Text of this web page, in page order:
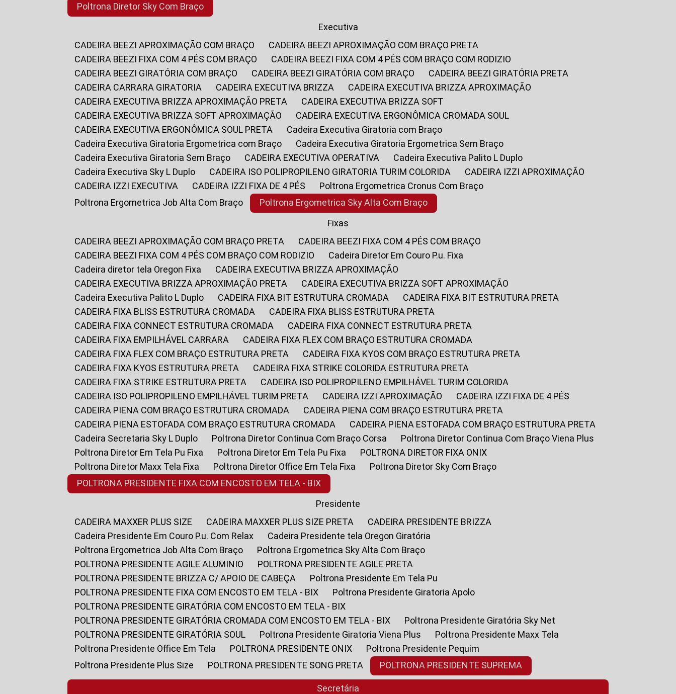
Poltrona Diretor Sky Com Braço
Executiva
CADEIRA BEEZI APROXIMAÇÃO COM BRAÇO
CADEIRA BEEZI APROXIMAÇÃO COM BRAÇO PRETA
CADEIRA BEEZI FIXA COM 4 PÉS COM BRAÇO
CADEIRA BEEZI FIXA COM 4 PÉS COM BRAÇO COM RODIZIO
CADEIRA BEEZI GIRATÓRIA COM BRAÇO
CADEIRA BEEZI GIRATÓRIA COM BRAÇO
CADEIRA BEEZI GIRATÓRIA PRETA
CADEIRA CARRARA GIRATORIA
CADEIRA EXECUTIVA BRIZZA
CADEIRA EXECUTIVA BRIZZA APROXIMAÇÃO
CADEIRA EXECUTIVA BRIZZA APROXIMAÇÃO PRETA
CADEIRA EXECUTIVA BRIZZA SOFT
CADEIRA EXECUTIVA BRIZZA SOFT APROXIMAÇÃO
CADEIRA EXECUTIVA ERGONÔMICA CROMADA SOUL
CADEIRA EXECUTIVA ERGONÔMICA SOUL PRETA
Cadeira Executiva Giratoria com Braço
Cadeira Executiva Giratoria Ergometrica com Braço
Cadeira Executiva Giratoria Ergometrica Sem Braço
Cadeira Executiva Giratoria Sem Braço
CADEIRA EXECUTIVA OPERATIVA
Cadeira Executiva Palito L Duplo
Cadeira Executiva Sky L Duplo
CADEIRA ISO POLIPROPILENO GIRATORIA TURIM COLORIDA
CADEIRA IZZI APROXIMAÇÃO
CADEIRA IZZI EXECUTIVA
CADEIRA IZZI FIXA DE 4 PÉS
Poltrona Ergometrica Cronus Com Braço
Poltrona Ergometrica Job Alta Com Braço
Poltrona Ergometrica Sky Alta Com Braço
Fixas
CADEIRA BEEZI APROXIMAÇÃO COM BRAÇO PRETA
CADEIRA BEEZI FIXA COM 4 PÉS COM BRAÇO
CADEIRA BEEZI FIXA COM 4 PÉS COM BRAÇO COM RODIZIO
Cadeira Diretor Em Couro P.u. Fixa
Cadeira diretor tela Oregon Fixa
CADEIRA EXECUTIVA BRIZZA APROXIMAÇÃO
CADEIRA EXECUTIVA BRIZZA APROXIMAÇÃO PRETA
CADEIRA EXECUTIVA BRIZZA SOFT APROXIMAÇÃO
Cadeira Executiva Palito L Duplo
CADEIRA FIXA BIT ESTRUTURA CROMADA
CADEIRA FIXA BIT ESTRUTURA PRETA
CADEIRA FIXA BLISS ESTRUTURA CROMADA
CADEIRA FIXA BLISS ESTRUTURA PRETA
CADEIRA FIXA CONNECT ESTRUTURA CROMADA
CADEIRA FIXA CONNECT ESTRUTURA PRETA
CADEIRA FIXA EMPILHÁVEL CARRARA
CADEIRA FIXA FLEX COM BRAÇO ESTRUTURA CROMADA
CADEIRA FIXA FLEX COM BRAÇO ESTRUTURA PRETA
CADEIRA FIXA KYOS COM BRAÇO ESTRUTURA PRETA
CADEIRA FIXA KYOS ESTRUTURA PRETA
CADEIRA FIXA STRIKE COLORIDA ESTRUTURA PRETA
CADEIRA FIXA STRIKE ESTRUTURA PRETA
CADEIRA ISO POLIPROPILENO EMPILHÁVEL TURIM COLORIDA
CADEIRA ISO POLIPROPILENO EMPILHÁVEL TURIM PRETA
CADEIRA IZZI APROXIMAÇÃO
CADEIRA IZZI FIXA DE 4 PÉS
CADEIRA PIENA COM BRAÇO ESTRUTURA CROMADA
CADEIRA PIENA COM BRAÇO ESTRUTURA PRETA
CADEIRA PIENA ESTOFADA COM BRAÇO ESTRUTURA CROMADA
CADEIRA PIENA ESTOFADA COM BRAÇO ESTRUTURA PRETA
Cadeira Secretaria Sky L Duplo
Poltrona Diretor Continua Com Braço Corsa
Poltrona Diretor Continua Com Braço Viena Plus
Poltrona Diretor Em Tela Pu Fixa
Poltrona Diretor Em Tela Pu Fixa
POLTRONA DIRETOR FIXA ONIX
Poltrona Diretor Maxx Tela Fixa
Poltrona Diretor Office Em Tela Fixa
Poltrona Diretor Sky Com Braço
POLTRONA PRESIDENTE FIXA COM ENCOSTO EM TELA - BIX
Presidente
CADEIRA MAXXER PLUS SIZE
CADEIRA MAXXER PLUS SIZE PRETA
CADEIRA PRESIDENTE BRIZZA
Cadeira Presidente Em Couro P.u. Com Relax
Cadeira Presidente tela Oregon Giratória
Poltrona Ergometrica Job Alta Com Braço
Poltrona Ergometrica Sky Alta Com Braço
POLTRONA PRESIDENTE AGILE ALUMINIO
POLTRONA PRESIDENTE AGILE PRETA
POLTRONA PRESIDENTE BRIZZA C/ APOIO DE CABEÇA
Poltrona Presidente Em Tela Pu
POLTRONA PRESIDENTE FIXA COM ENCOSTO EM TELA - BIX
Poltrona Presidente Giratoria Apolo
POLTRONA PRESIDENTE GIRATÓRIA COM ENCOSTO EM TELA - BIX
POLTRONA PRESIDENTE GIRATÓRIA CROMADA COM ENCOSTO EM TELA - BIX
Poltrona Presidente Giratória Sky Net
POLTRONA PRESIDENTE GIRATÓRIA SOUL
Poltrona Presidente Giratoria Viena Plus
Poltrona Presidente Maxx Tela
Poltrona Presidente Office Em Tela
POLTRONA PRESIDENTE ONIX
Poltrona Presidente Pequim
Poltrona Presidente Plus Size
POLTRONA PRESIDENTE SONG PRETA POLTRONA PRESIDENTE SUPREMA
Secretária